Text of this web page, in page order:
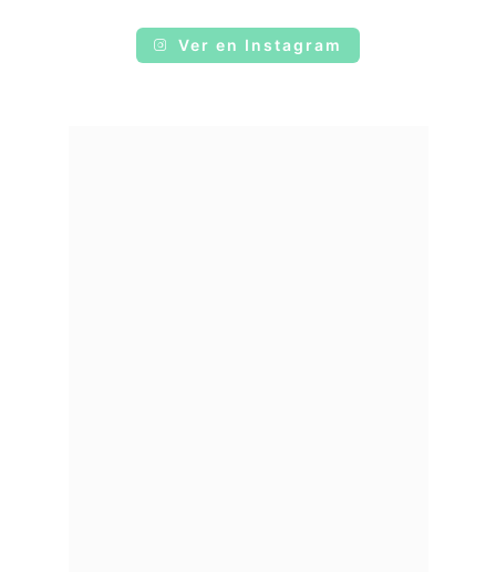
Ver en Instagram